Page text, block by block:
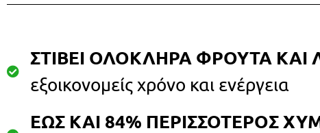
ΣΤΙΒΕΙ ΟΛΟΚΛΗΡΑ ΦΡΟΥΤΑ ΚΑΙ
εξοικονομείς χρόνο και ενέργεια
ΕΩΣ ΚΑΙ 84% ΠΕΡΙΣΣΟΤΕΡΟΣ